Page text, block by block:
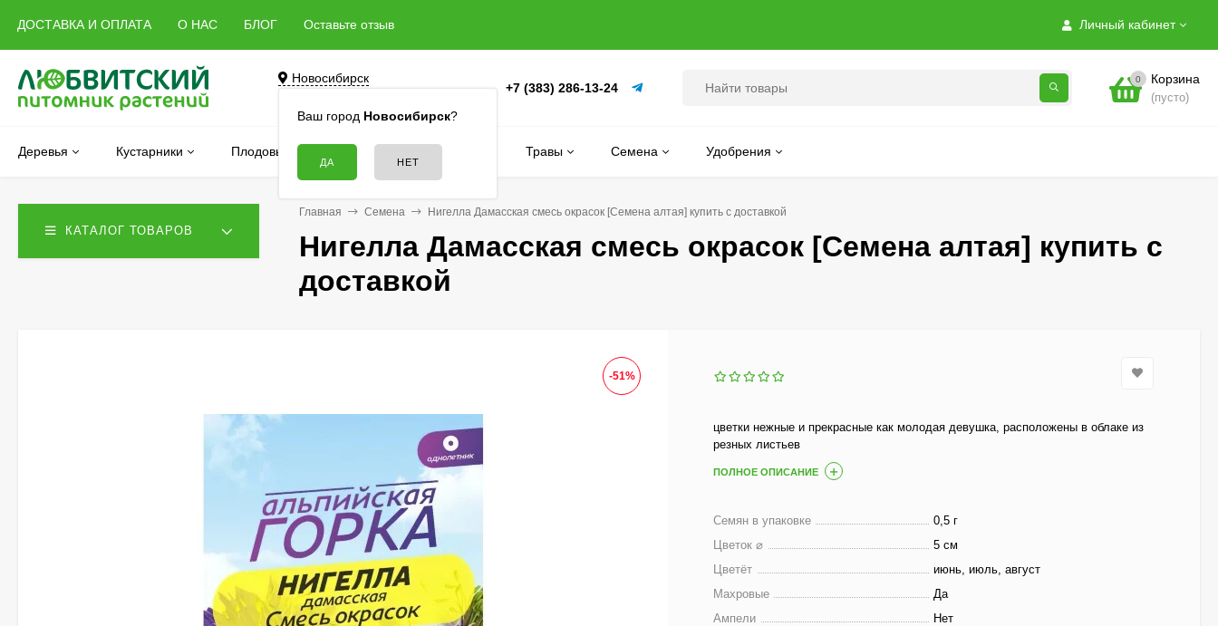
Личный кабинет
ДОСТАВКА И ОПЛАТА О НАС БЛОГ Оставьте отзыв
Новосибирск
Ваш город Новосибирск?
+7 (383) 286-13-24
0 Корзина
(пусто)
Деревья Кустарники Плодовые Хвойные Цветы Травы Семена Удобрения
КАТАЛОГ ТОВАРОВ
Главная Семена Нигелла Дамасская смесь окрасок [Семена алтая] купить с доставкой
Нигелла Дамасская смесь окрасок [Семена алтая] купить с
доставкой
-51%
цветки нежные и прекрасные как молодая девушка, расположены в облаке из
резных листьев
ПОЛНОЕ ОПИСАНИЕ
Семян в упаковке
0,5 г
Цветок ⌀
5 см
Цветёт
июнь, июль, август
Махровые
Да
Ампели
Нет
Гортензия Полистар
590₽